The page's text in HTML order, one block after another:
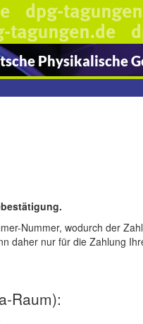
Physikalische
Nummer, wodurch der
daher nur für die Zahlung
Raum):